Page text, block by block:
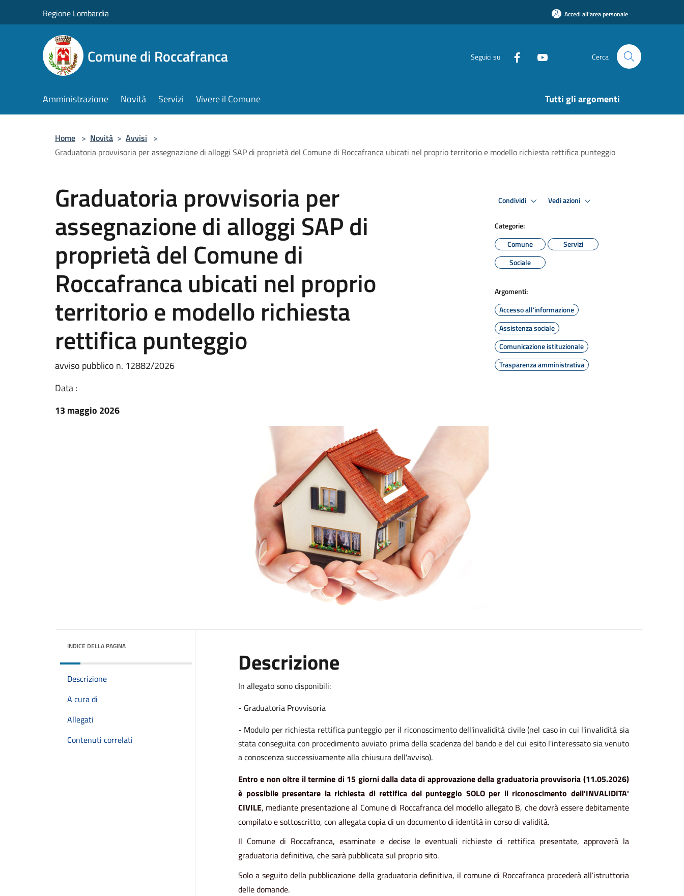
Regione Lombardia Accedi all'area personale
Comune di Roccafranca Seguici su Cerca
Amministrazione Novità Servizi Vivere il Comune Tutti gli argomenti
Home > Novità > Avvisi >
Graduatoria provvisoria per assegnazione di alloggi SAP di proprietà del Comune di Roccafranca ubicati nel proprio territorio e modello richiesta rettifica punteggio
Graduatoria provvisoria per
assegnazione di alloggi SAP di
proprietà del Comune di
Roccafranca ubicati nel proprio
territorio e modello richiesta
rettifica punteggio
avviso pubblico n. 12882/2026
Data :
13 maggio 2026
Condividi Vedi azioni
Categorie:
Comune
Servizi
Sociale
Argomenti:
Accesso all'informazione
Assistenza sociale
Comunicazione istituzionale
Trasparenza amministrativa
INDICE DELLA PAGINA
Descrizione
A cura di
Allegati
Contenuti correlati
Descrizione
In allegato sono disponibili:
- Graduatoria Provvisoria
- Modulo per richiesta rettifica punteggio per il riconoscimento dell'invalidità civile (nel caso in cui l'invalidità sia
stata conseguita con procedimento avviato prima della scadenza del bando e del cui esito l'interessato sia venuto
a conoscenza successivamente alla chiusura dell'avviso).
Entro e non oltre il termine di 15 giorni dalla data di approvazione della graduatoria provvisoria (11.05.2026)
è possibile presentare la richiesta di rettifica del punteggio SOLO per il riconoscimento dell'INVALIDITA'
CIVILE, mediante presentazione al Comune di Roccafranca del modello allegato B, che dovrà essere debitamente
compilato e sottoscritto, con allegata copia di un documento di identità in corso di validità.
Il Comune di Roccafranca, esaminate e decise le eventuali richieste di rettifica presentate, approverà la
graduatoria definitiva, che sarà pubblicata sul proprio sito.
Solo a seguito della pubblicazione della graduatoria definitiva, il comune di Roccafranca procederà all’istruttoria
delle domande.